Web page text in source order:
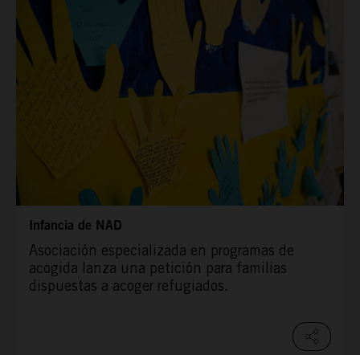
Infancia de NAD
Asociación especializada en programas de
acogida lanza una petición para familias
dispuestas a acoger refugiados.